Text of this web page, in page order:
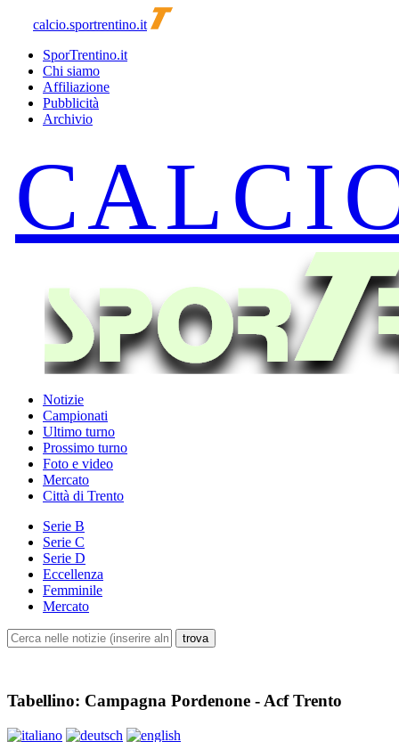
calcio.sportrentino.it
SporTrentino.it
Chi siamo
Affiliazione
Pubblicità
Archivio
Notizie
Campionati
Ultimo turno
Prossimo turno
Foto e video
Mercato
Città di Trento
Serie B
Serie C
Serie D
Eccellenza
Femminile
Mercato
Tabellino: Campagna Pordenone - Acf Trento